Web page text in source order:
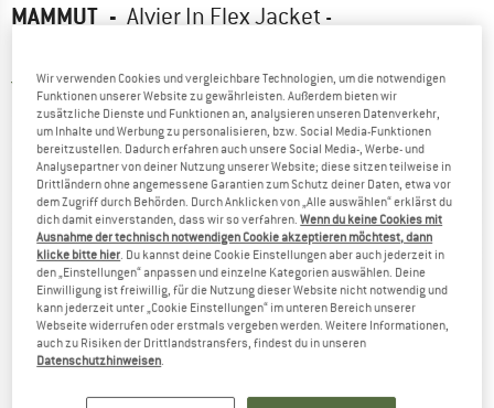
MAMMUT - Alvier In Flex Jacket -
5,0(1)
Wir verwenden Cookies und vergleichbare Technologien, um die notwendigen
Funktionen unserer Website zu gewährleisten. Außerdem bieten wir
zusätzliche Dienste und Funktionen an, analysieren unseren Datenverkehr,
um Inhalte und Werbung zu personalisieren, bzw. Social Media-Funktionen
bereitzustellen. Dadurch erfahren auch unsere Social Media-, Werbe- und
Analysepartner von deiner Nutzung unserer Website; diese sitzen teilweise in
Drittländern ohne angemessene Garantien zum Schutz deiner Daten, etwa vor
dem Zugriff durch Behörden. Durch Anklicken von „Alle auswählen“ erklärst du
dich damit einverstanden, dass wir so verfahren.Wenn du keine Cookies mit
Ausnahme der technisch notwendigen Cookie akzeptieren möchtest, dann
klicke bitte hier . Du kannst deine Cookie Einstellungen aber auch jederzeit in
den „Einstellungen“ anpassen und einzelne Kategorien auswählen. Deine
Einwilligung ist freiwillig, für die Nutzung dieser Website nicht notwendig und
kann jederzeit unter „Cookie Einstellungen“ im unteren Bereich unserer
Webseite widerrufen oder erstmals vergeben werden. Weitere Informationen,
auch zu Risiken der Drittlandstransfers, findest du in unseren
Datenschutzhinweisen